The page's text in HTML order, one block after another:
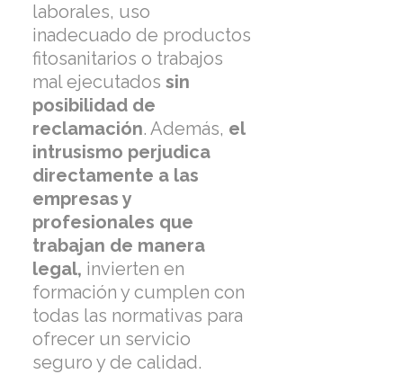
laborales, uso
inadecuado de productos
fitosanitarios o trabajos
mal ejecutadossin
posibilidad de
reclamación. Además, el
intrusismo perjudica
directamente a las
empresas y
profesionales que
trabajan de manera
legal, invierten en
formación y cumplen con
todas las normativas para
ofrecer un servicio
seguro y de calidad.